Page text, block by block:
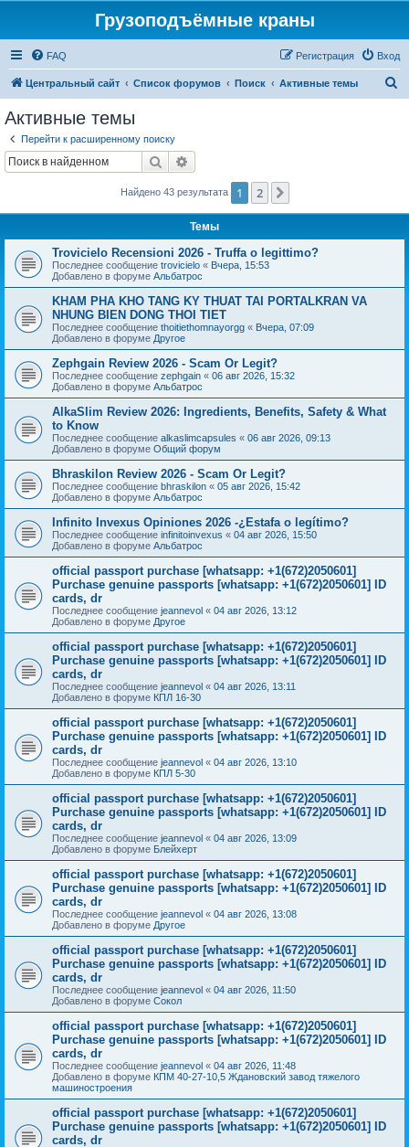
Грузоподъёмные краны
FAQ Вход
Регистрация
Центральный сайт Список форумов Поиск Активные темы
Активные темы
Перейти к расширенному поиску
Поиск
Найдено 43 результата 1 2
Темы
Trovicielo Recensioni 2026 - Truffa o legittimo?
Последнее сообщение trovicielo « Вчера, 15:53
Добавлено в форуме Альбатрос
KHAM PHA KHO TANG KY THUAT TAI PORTALKRAN VA
NHUNG BIEN DONG THOI TIET
Последнее сообщение thoitiethomnayorgg « Вчера, 07:09
Добавлено в форуме Другое
Zephgain Review 2026 - Scam Or Legit?
Последнее сообщение zephgain « 06 авг 2026, 15:32
Добавлено в форуме Альбатрос
AlkaSlim Review 2026: Ingredients, Benefits, Safety & What
to Know
Последнее сообщение alkaslimcapsules « 06 авг 2026, 09:13
Добавлено в форуме Общий форум
Bhraskilon Review 2026 - Scam Or Legit?
Последнее сообщение bhraskilon « 05 авг 2026, 15:42
Добавлено в форуме Альбатрос
Infinito Invexus Opiniones 2026 -¿Estafa o legítimo?
Последнее сообщение infinitoinvexus « 04 авг 2026, 15:50
Добавлено в форуме Альбатрос
official passport purchase [whatsapp: +1(672)2050601]
Purchase genuine passports [whatsapp: +1(672)2050601] ID
cards, dr
Последнее сообщение jeannevol « 04 авг 2026, 13:12
Добавлено в форуме Другое
official passport purchase [whatsapp: +1(672)2050601]
Purchase genuine passports [whatsapp: +1(672)2050601] ID
cards, dr
Последнее сообщение jeannevol « 04 авг 2026, 13:11
Добавлено в форуме КПЛ 16-30
official passport purchase [whatsapp: +1(672)2050601]
Purchase genuine passports [whatsapp: +1(672)2050601] ID
cards, dr
Последнее сообщение jeannevol « 04 авг 2026, 13:10
Добавлено в форуме КПЛ 5-30
official passport purchase [whatsapp: +1(672)2050601]
Purchase genuine passports [whatsapp: +1(672)2050601] ID
cards, dr
Последнее сообщение jeannevol « 04 авг 2026, 13:09
Добавлено в форуме Блейхерт
official passport purchase [whatsapp: +1(672)2050601]
Purchase genuine passports [whatsapp: +1(672)2050601] ID
cards, dr
Последнее сообщение jeannevol « 04 авг 2026, 13:08
Добавлено в форуме Другое
official passport purchase [whatsapp: +1(672)2050601]
Purchase genuine passports [whatsapp: +1(672)2050601] ID
cards, dr
Последнее сообщение jeannevol « 04 авг 2026, 11:50
Добавлено в форуме Сокол
official passport purchase [whatsapp: +1(672)2050601]
Purchase genuine passports [whatsapp: +1(672)2050601] ID
cards, dr
Последнее сообщение jeannevol « 04 авг 2026, 11:48
Добавлено в форуме КПМ 40-27-10,5 Ждановский завод тяжелого
машиностроения
official passport purchase [whatsapp: +1(672)2050601]
Purchase genuine passports [whatsapp: +1(672)2050601] ID
cards, dr